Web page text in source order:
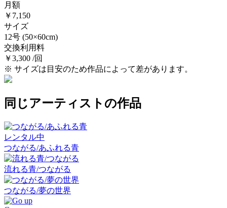
月額
￥7,150
サイズ
12号 (50×60cm)
交換利用料
￥3,300 /回
※ サイズは目安のため作品によって差があります。
同じアーティストの作品
レンタル中
つながる/あふれる青
流れる青/つながる
つながる/夢の世界